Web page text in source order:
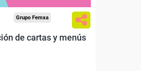
Grupo Femxa
de cartas y menús